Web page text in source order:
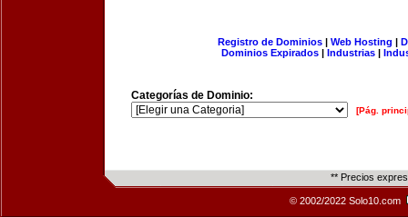
Registro de Dominios| Web Hosting |
Dominios Expirados | Industrias |
Categorías de Dominio:
[Pág.
** Precios
© 2002/2022 Solo10.com